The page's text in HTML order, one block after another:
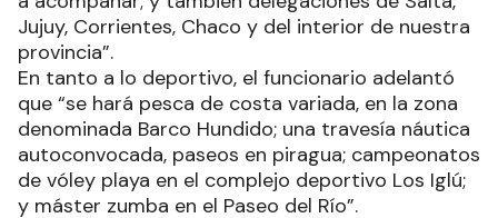
Jujuy, Corrientes, Chaco y del interior de nuestra
provincia”.
En tanto a lo deportivo, el funcionario adelantó
que “se hará pesca de costa variada, en la zona
denominada Barco Hundido; una travesía náutica
autoconvocada, paseos en piragua; campeonatos
de vóley playa en el complejo deportivo Los Iglú;
y máster zumba en el Paseo del Río”.